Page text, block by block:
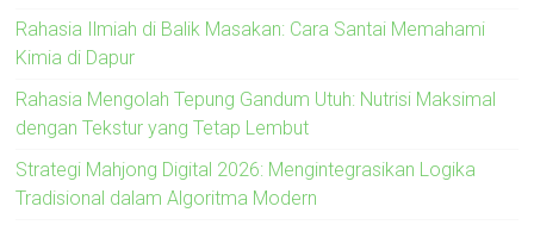
Rahasia Ilmiah di Balik Masakan: Cara Santai Memahami
Kimia di Dapur
Rahasia Mengolah Tepung Gandum Utuh: Nutrisi Maksimal
dengan Tekstur yang Tetap Lembut
Strategi Mahjong Digital 2026: Mengintegrasikan Logika
Tradisional dalam Algoritma Modern